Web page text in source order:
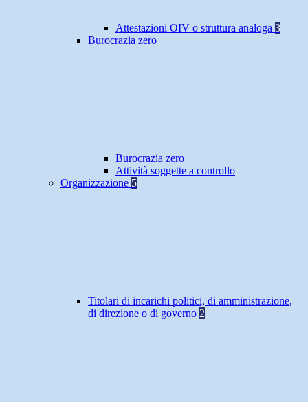
Attestazioni OIV o struttura analoga 3
Burocrazia zero
Burocrazia zero
Attività soggette a controllo
Organizzazione 5
Titolari di incarichi politici, di amministrazione,
di direzione o di governo 2